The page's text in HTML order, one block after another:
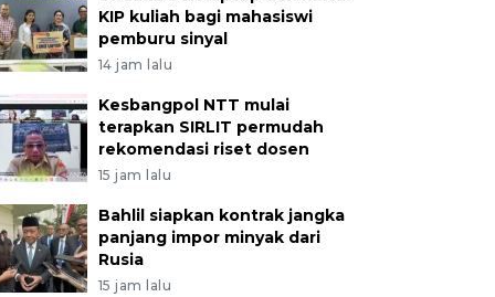
KIP kuliah bagi mahasiswi
pemburu sinyal
14 jam lalu
Kesbangpol NTT mulai
terapkan SIRLIT permudah
rekomendasi riset dosen
15 jam lalu
Bahlil siapkan kontrak jangka
panjang impor minyak dari
Rusia
15 jam lalu